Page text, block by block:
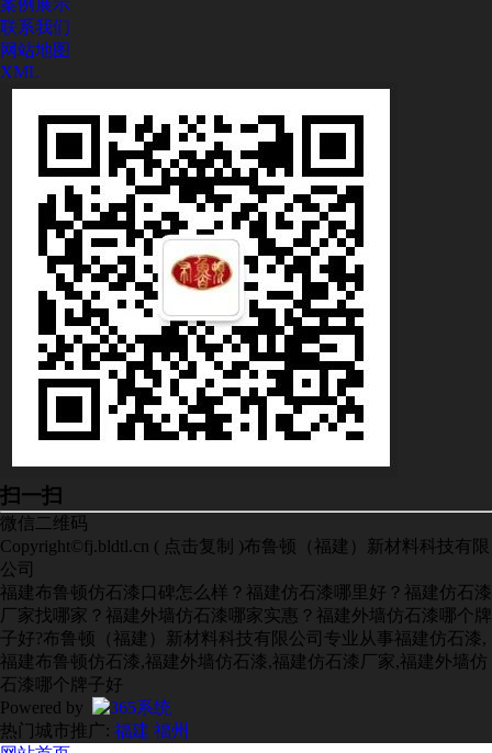
案例展示
联系我们
网站地图
XML
扫一扫
微信二维码
Copyright© fj.bldtl.cn ( 点击复制
)布鲁顿（福建）新材料科技有限
公司
福建布鲁顿仿石漆口碑怎么样？福建仿石漆哪里好？福建仿石漆
厂家找哪家？福建外墙仿石漆哪家实惠？福建外墙仿石漆哪个牌
子好?布鲁顿（福建）新材料科技有限公司专业从事福建仿石漆,
福建布鲁顿仿石漆,福建外墙仿石漆,福建仿石漆厂家,福建外墙仿
石漆哪个牌子好
Powered by
热门城市推广: 福建 福州